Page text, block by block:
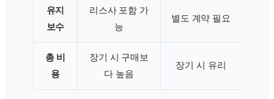
유지
보수
리스사 포함 가
능
별도 계약 필요
총 비
용
장기 시 구매보
다 높음
장기 시 유리